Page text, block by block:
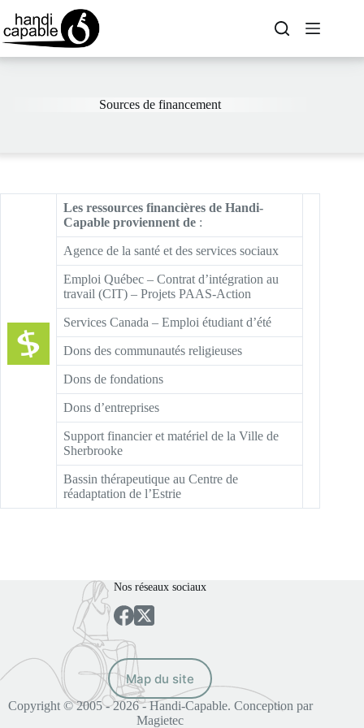
Sources de financement
Les ressources financières de Handi-
Capable proviennent de :
Agence de la santé et des services sociaux
Emploi Québec – Contrat d’intégration au
travail (CIT) – Projets PAAS-Action
Services Canada – Emploi étudiant d’été
Dons des communautés religieuses
Dons de fondations
Dons d’entreprises
Support financier et matériel de la Ville de
Sherbrooke
Bassin thérapeutique au Centre de
réadaptation de l’Estrie
Nos réseaux sociaux
Map du site
Copyright © 2005 - 2026 - Handi-Capable. Conception par
Magietec